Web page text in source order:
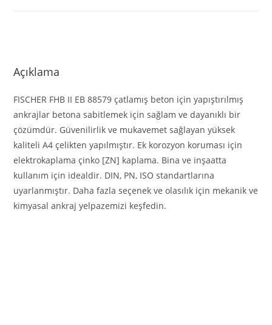
Açıklama
FISCHER FHB II EB 88579 çatlamış beton için yapıştırılmış
ankrajlar betona sabitlemek için sağlam ve dayanıklı bir
çözümdür. Güvenilirlik ve mukavemet sağlayan yüksek
kaliteli A4 çelikten yapılmıştır. Ek korozyon koruması için
elektrokaplama çinko [ZN] kaplama. Bina ve inşaatta
kullanım için idealdir. DIN, PN, ISO standartlarına
uyarlanmıştır. Daha fazla seçenek ve olasılık için mekanik ve
kimyasal ankraj yelpazemizi keşfedin.